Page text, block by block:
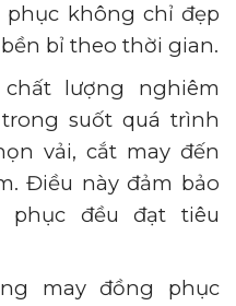
không chỉ đẹp
bỉ theo thời gian.
lượng nghiêm
suốt quá trình
vải, cắt may đến
Điều này đảm bảo
đều đạt tiêu
may đồng phục